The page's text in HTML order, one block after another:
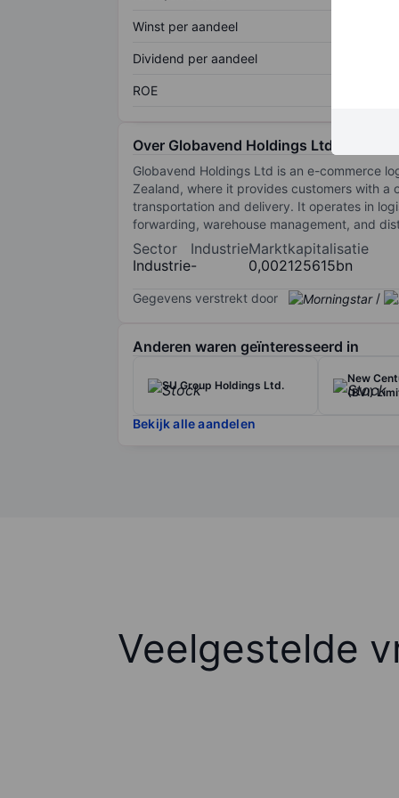
Winst per aandeel
Dividend per aandeel
ROE
Over Globavend Holdings Ltd
Globavend Holdings Ltd is an e-commerce
Zealand, where it provides customers with
transportation and delivery. It operates in
forwarding, warehouse management, and
Sector
Industrie
Industrie
-
Marktkapitalisatie
0,002125615bn
Gegevens verstrekt door /
Anderen waren geïnteresseerd in
SU Group Holdings Ltd.
New
(BVI)
Bekijk alle aandelen
Veelgestelde